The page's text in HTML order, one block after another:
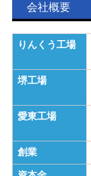
会社概要
りんくう工場
堺工場
愛東工場
創業